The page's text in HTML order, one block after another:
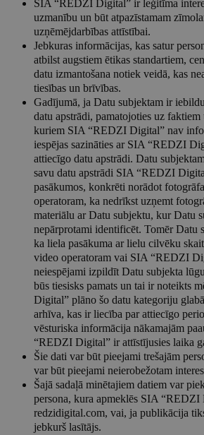
SIA “REDZI Digital” ir leģitīma
uzmanību un būt atpazīstamam
uzņēmējdarbības attīstībai.
Jebkuras informācijas, kas satur
atbilst augstiem ētikas standartiem,
datu izmantošana notiek veidā, kas
tiesības un brīvības.
Gadījumā, ja Datu subjektam ir
datu apstrādi, pamatojoties uz
kuriem SIA “REDZI Digital” nav
iespējas sazināties ar SIA “REDZI
attiecīgo datu apstrādi. Datu
savu datu apstrādi SIA “REDZI
pasākumos, konkrēti norādot
operatoram, ka nedrīkst uzņemt
materiālu ar Datu subjektu, kur Datu
nepārprotami identificēt. Tomēr Datu
ka liela pasākuma ar lielu cilvēku
video operatoram vai SIA “REDZI
neiespējami izpildīt Datu subjekta
būs tiesisks pamats un tai ir noteikts
Digital” plāno šo datu kategoriju
arhīva, kas ir liecība par attiecīgo
vēsturiska informācija nākamajām
“REDZI Digital” ir attīstījusies laika
Šie dati var būt pieejami trešajām
var būt pieejami neierobežotam
Šajā sadaļā minētajiem datiem var
persona, kura apmeklēs SIA
redzidigital.com, vai, ja publikācija
jebkurš lasītājs.